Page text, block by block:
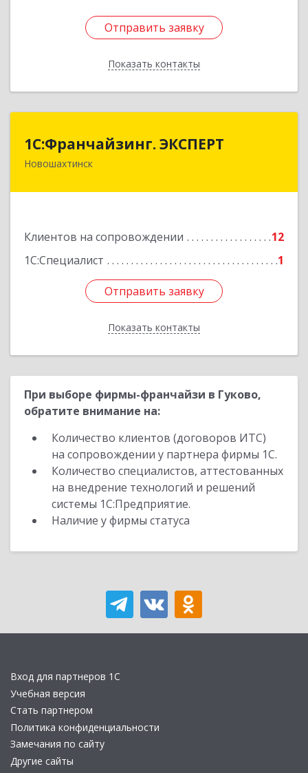
Отправить заявку
Показать контакты
Отправить заявку
Назад
1С:Франчайзинг. ЭКСПЕРТ
Новошахтинск
Клиентов на сопровождении
12
1С:Специалист
1
Отправить заявку
Показать контакты
1С:Франчайзинг. ЭКСПЕРТ
346901, Ростовская обл, Новошахтинск г,
Отправить заявку
Назад
При выборе фирмы-франчайзи в Гуково,
обратите внимание на:
Количество клиентов (договоров ИТС)
на сопровождении у партнера фирмы 1С.
Количество специалистов, аттестованных
на внедрение технологий и решений
системы 1С:Предприятие.
Наличие у фирмы статуса
Вход для партнеров 1С
Учебная версия
Стать партнером
Политика конфиденциальности
Замечания по сайту
Другие сайты